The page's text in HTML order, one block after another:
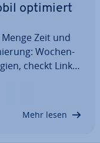
optimiert
Zeit und
Wo­chen­
checkt Links
daran
Mehr lesen